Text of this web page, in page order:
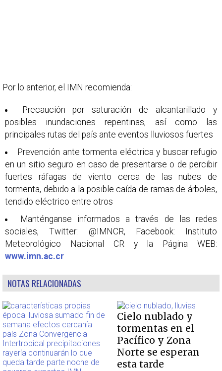
Por lo anterior, el IMN recomienda:
Precaución por saturación de alcantarillado y
posibles inundaciones repentinas, así como las
principales rutas del país ante eventos lluviosos fuertes
Prevención ante tormenta eléctrica y buscar refugio
en un sitio seguro en caso de presentarse o de percibir
fuertes ráfagas de viento cerca de las nubes de
tormenta, debido a la posible caída de ramas de árboles,
tendido eléctrico entre otros
Manténganse informados a través de las redes
sociales, Twitter: @IMNCR, Facebook: Instituto
Meteorológico Nacional CR y la Página WEB:
www.imn.ac.cr
NOTAS RELACIONADAS
Cielo nublado y
tormentas en el
Pacífico y Zona
Norte se esperan
esta tarde